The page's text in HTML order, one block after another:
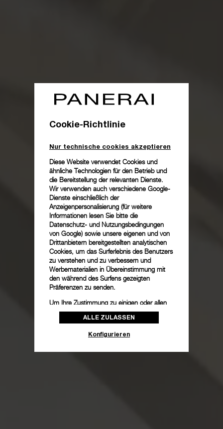
Cookie-Richtlinie
Nur technische cookies akzeptieren
Diese Website verwendet Cookies und
ähnliche Technologien für den Betrieb und
die Bereitstellung der relevanten Dienste.
Wir verwenden auch verschiedene Google-
Dienste einschließlich der
Anzeigenpersonalisierung (für weitere
Informationen lesen Sie bitte die
Datenschutz- und Nutzungsbedingungen
von Google) sowie unsere eigenen und von
Drittanbietern bereitgestellten analytischen
Cookies, um das Surferlebnis des Benutzers
zu verstehen und zu verbessern und
Werbematerialien in Übereinstimmung mit
den während des Surfens gezeigten
Präferenzen zu senden.
Um Ihre Zustimmung zu einigen oder allen
Cookies zu ändern oder zu widerrufen,
klicken Sie auf „Konfigurieren“, oder lesen
Klicken Sie auf „Alle zulassen“, um Ihr
ALLE ZULASSEN
Konfigurieren